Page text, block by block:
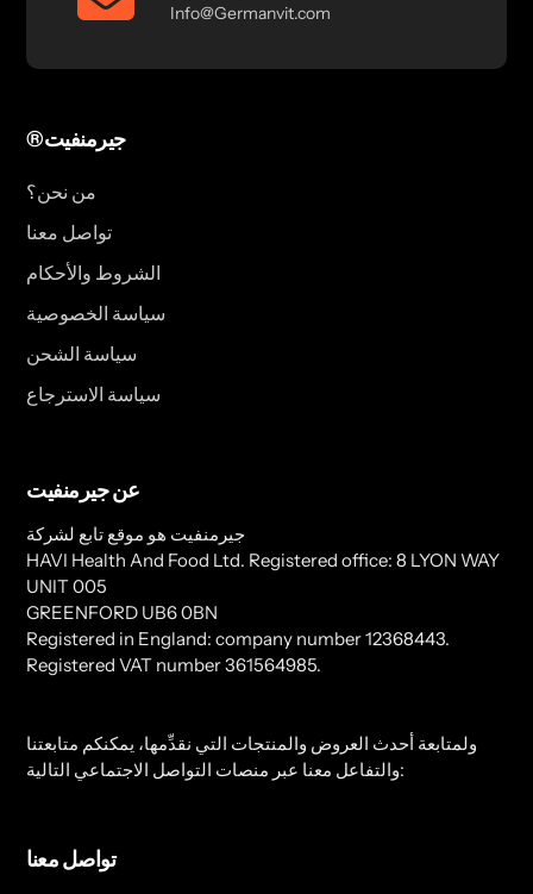
Info@Germanvit.com
®جيرمنفيت
من نحن؟
تواصل معنا
الشروط والأحكام
سياسة الخصوصية
سياسة الشحن
سياسة الاسترجاع
عن جيرمنفيت
جيرمنفيت هو موقع تابع لشركة
HAVI Health And Food Ltd. Registered office: 8 LYON WAY
UNIT 005
GREENFORD UB6 0BN
Registered in England: company number 12368443.
Registered VAT number 361564985.
ولمتابعة أحدث العروض والمنتجات التي نقدِّمها، يمكنكم متابعتنا
والتفاعل معنا عبر منصات التواصل الاجتماعي التالية:
تواصل معنا